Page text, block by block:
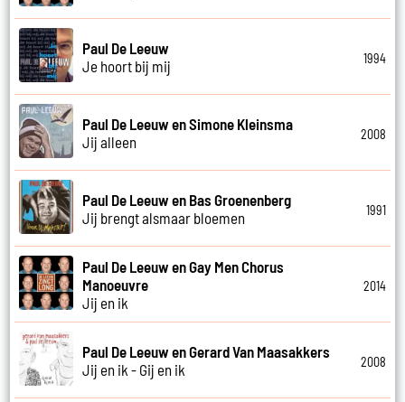
Paul De Leeuw
Je hoort bij mij
1994
Paul De Leeuw en Simone Kleinsma
Jij alleen
2008
Paul De Leeuw en Bas Groenenberg
Jij brengt alsmaar bloemen
1991
Paul De Leeuw en Gay Men Chorus
Manoeuvre
Jij en ik
2014
Paul De Leeuw en Gerard Van Maasakkers
Jij en ik - Gij en ik
2008